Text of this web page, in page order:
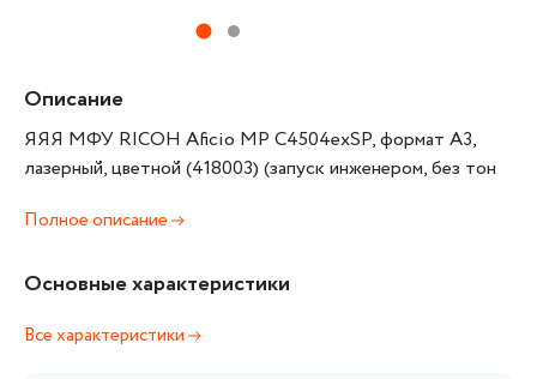
Описание
ЯЯЯ МФУ RICOH Aficio MP C4504exSP, формат А3,
лазерный, цветной (418003) (запуск инженером, без тон
Полное описание
Основные характеристики
Все характеристики